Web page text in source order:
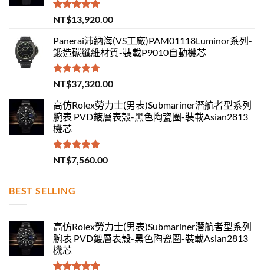
評分5.00
滿分 5
NT$13,920.00
Panerai沛納海(VS工廠)PAM01118Luminor系列-
鍛造碳纖維材質-裝載P9010自動機芯
評分5.00
滿分 5
NT$37,320.00
高仿Rolex勞力士(男表)Submariner潛航者型系列
腕表 PVD鍍層表殼-黑色陶瓷圈-裝載Asian2813
機芯
評分 5.00
滿分 5
NT$7,560.00
BEST SELLING
高仿Rolex勞力士(男表)Submariner潛航者型系列
腕表 PVD鍍層表殼-黑色陶瓷圈-裝載Asian2813
機芯